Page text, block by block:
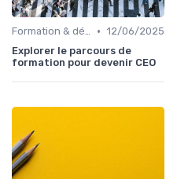
Formation & développement du leadership • 12/06/2025
Explorer le parcours de
formation pour devenir CEO